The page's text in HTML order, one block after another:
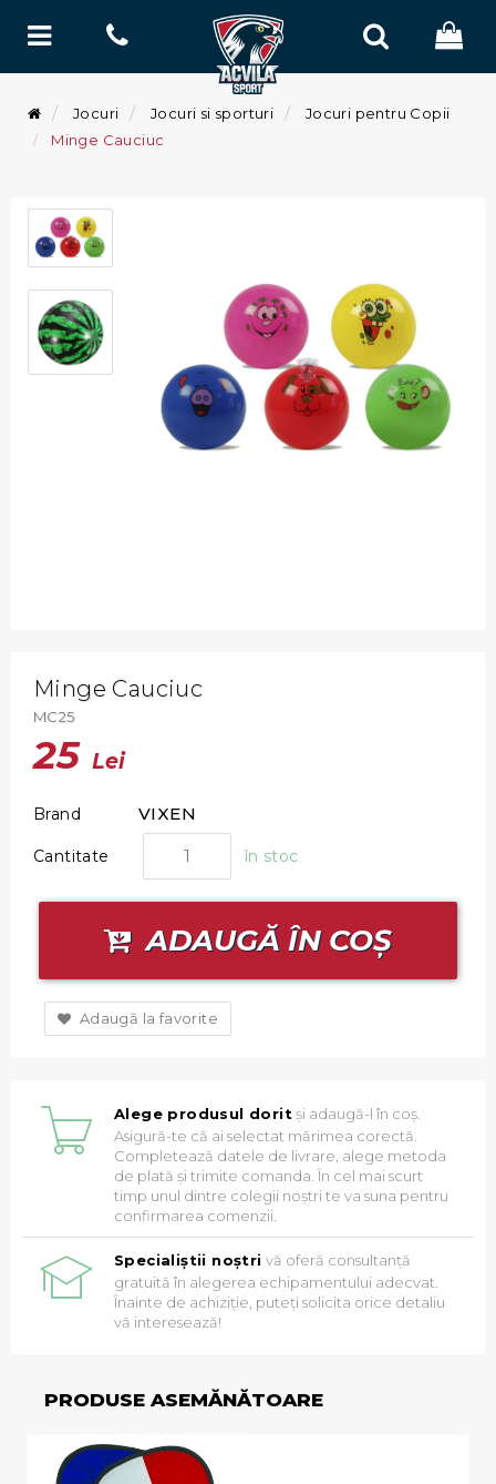
Jocuri Jocuri si sporturi
Jocuri pentru Copii
Minge Cauciuc
Minge Cauciuc
MC25
25Lei
Brand VIXEN
Cantitate în stoc
ADAUGĂ ÎN COȘ
Adaugă la favorite
Alege produsul doritși adaugă-l în coș.
Asigură-te că ai selectat mărimea corectă.
Completează datele de livrare, alege metoda
de plată și trimite comanda. În cel mai scurt
timp unul dintre colegii noștri te va suna pentru
confirmarea comenzii.
Specialiștii noștri vă oferă consultanță
gratuită în alegerea echipamentului adecvat.
Înainte de achiziție, puteți solicita orice detaliu
vă interesează!
PRODUSE ASEMĂNĂTOARE